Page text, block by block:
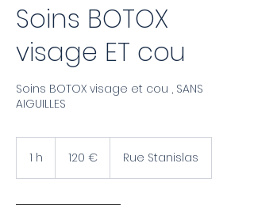
Soins BOTOX
visage ET cou
Soins BOTOX visage et cou , SANS
AIGUILLES
1 h 120 € Rue Stanislas